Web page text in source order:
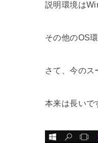
説明環境は
その他のOS
さて、今のス
本来は長いで